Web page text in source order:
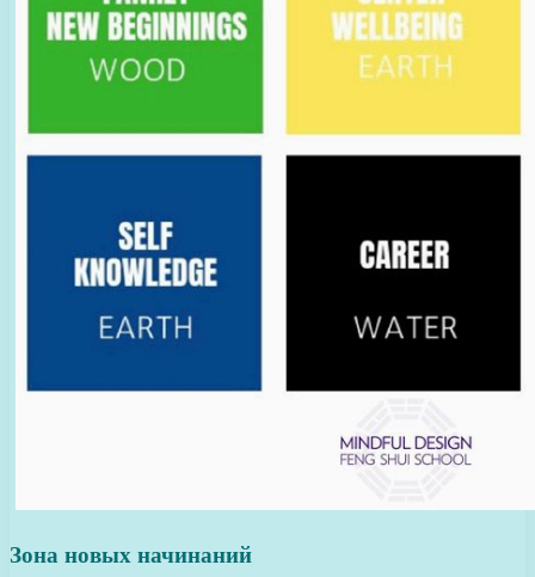
Зона новых начинаний